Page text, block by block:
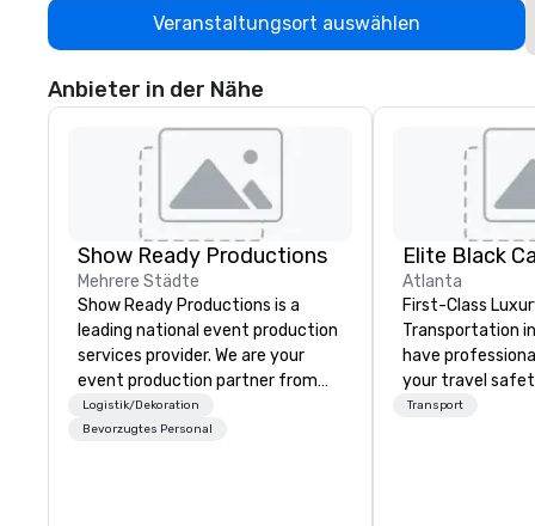
Veranstaltungsort auswählen
Anbieter in der Nähe
Show Ready Productions
Mehrere Städte
Show Ready Productions is a
leading national event production
services provider. We are your
event production partner from
start to finish. Our team is
dedicated to making sure we
Logistik/Dekoration
Bevorzugtes Personal
Elite Black
Atlanta
First-Class
Transportation in
have
your travel
transportation
Transport